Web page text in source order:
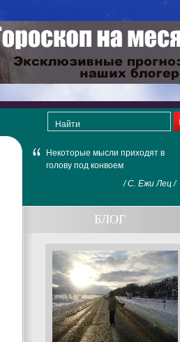
Некоторые мысли приходят в
голову под конвоем
/ С. Ежи Лец /
БЛОГ